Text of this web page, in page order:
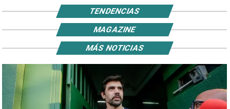
TENDENCIAS
MAGAZINE
MÁS NOTICIAS